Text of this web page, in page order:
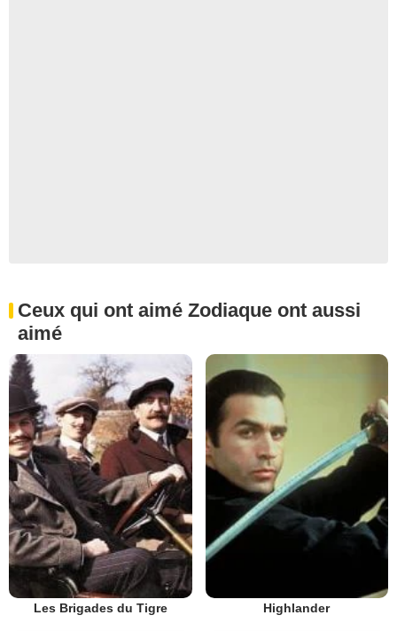
Ceux qui ont aimé Zodiaque ont aussi
aimé
Les Brigades du Tigre Highlander